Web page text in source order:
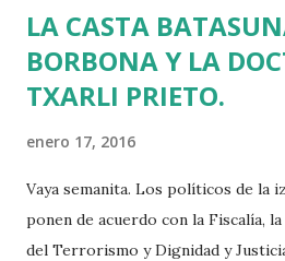
LA CASTA
BORBONA Y LA
TXARLI PRIETO.
enero 17, 2016
Vaya semanita. Los políticos de la
ponen de acuerdo con la Fiscalía,
del Terrorismo y Dignidad y